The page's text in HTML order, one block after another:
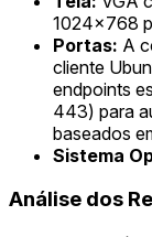
1024x768
Portas: A
cliente
endpoints
443) para
baseados
Sistema
Análise dos